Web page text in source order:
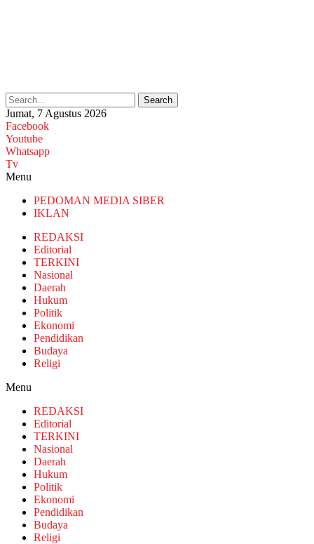
Search
Jumat, 7 Agustus 2026
Facebook
Youtube
Whatsapp
Tv
Menu
PEDOMAN MEDIA SIBER
IKLAN
REDAKSI
Editorial
TERKINI
Nasional
Daerah
Hukum
Politik
Ekonomi
Pendidikan
Budaya
Religi
Menu
REDAKSI
Editorial
TERKINI
Nasional
Daerah
Hukum
Politik
Ekonomi
Pendidikan
Budaya
Religi